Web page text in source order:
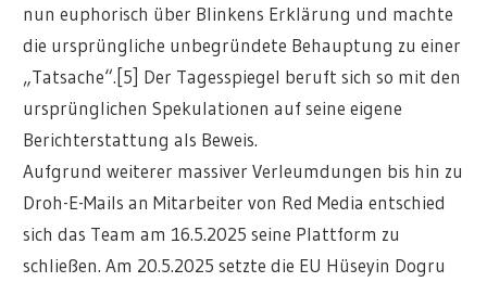
nun euphorisch über Blinkens Erklärung und machte
die ursprüngliche unbegründete Behauptung zu einer
„Tatsache“.[5] Der Tagesspiegel beruft sich so mit den
ursprünglichen Spekulationen auf seine eigene
Berichterstattung als Beweis.
Aufgrund weiterer massiver Verleumdungen bis hin zu
Droh-E-Mails an Mitarbeiter von Red Media entschied
sich das Team am 16.5.2025 seine Plattform zu
schließen. Am 20.5.2025 setzte die EU Hüseyin Dogru